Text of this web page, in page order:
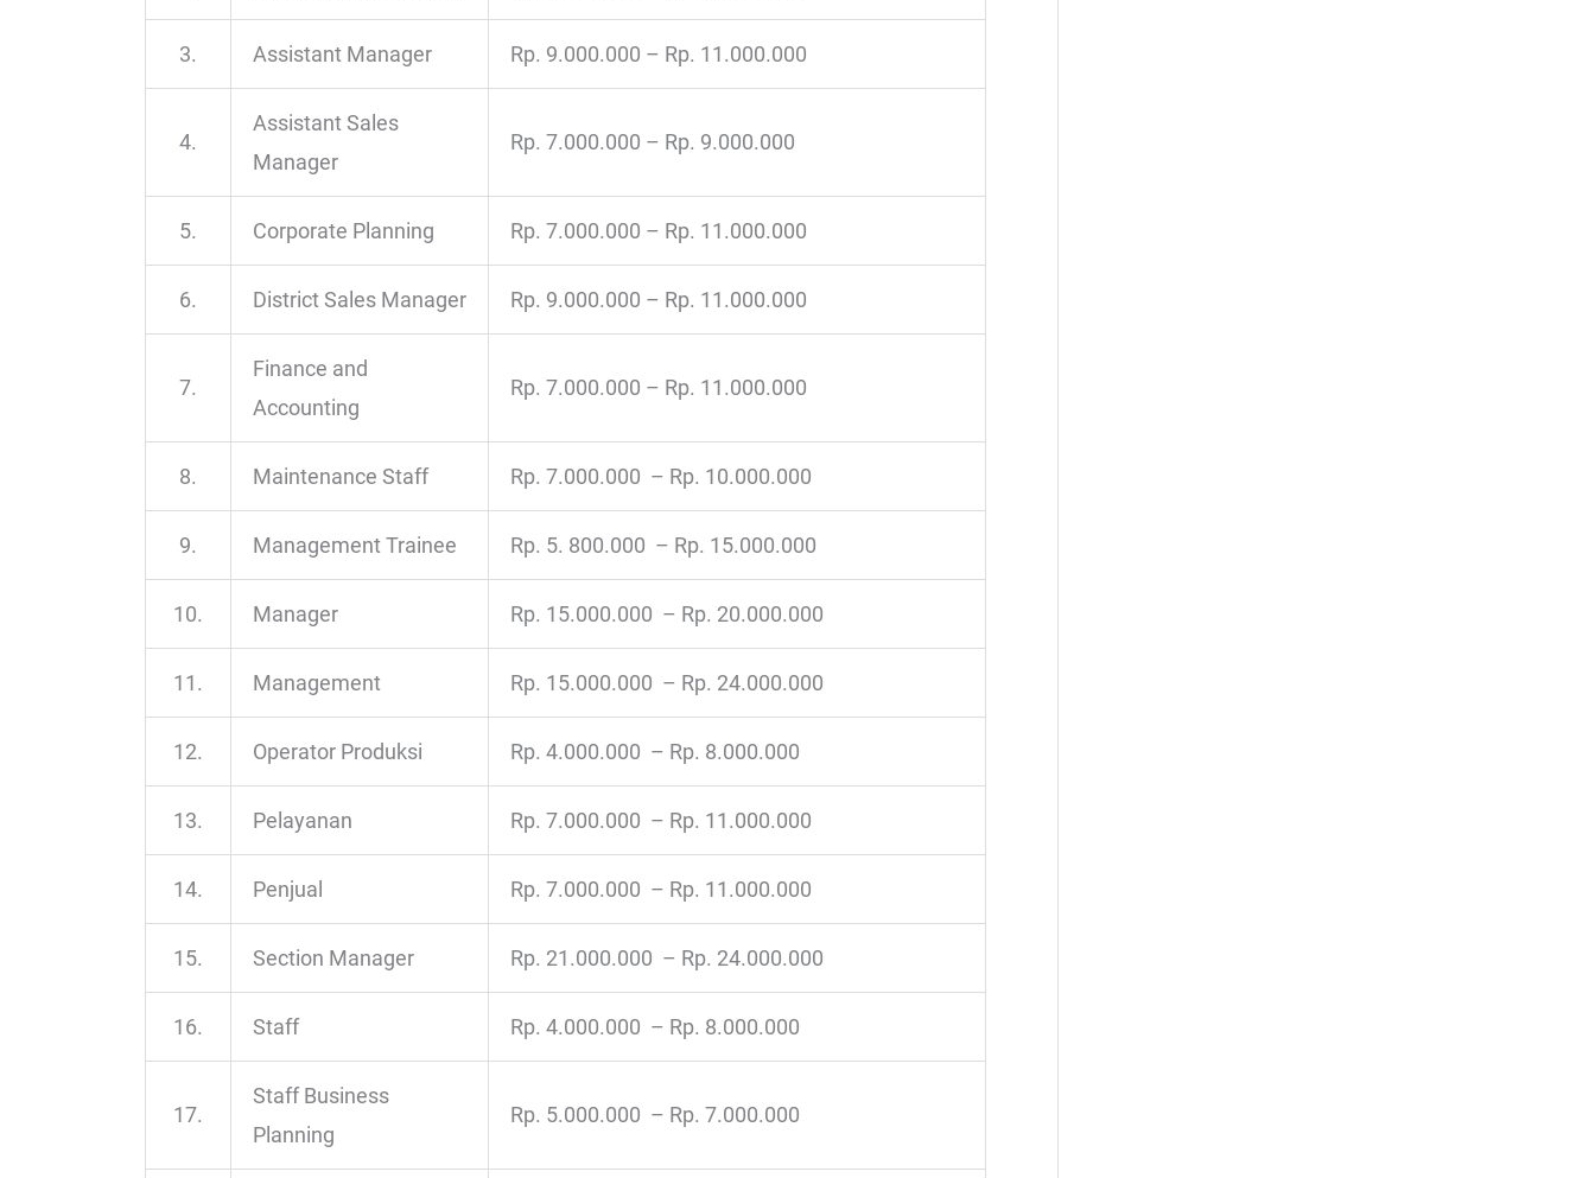
3. Assistant Manager Rp. 9.000.000 – Rp. 11.000.000
4.
Assistant Sales
Manager
Rp. 7.000.000 – Rp. 9.000.000
5. Corporate Planning Rp. 7.000.000 – Rp. 11.000.000
6. District Sales Manager Rp. 9.000.000 – Rp. 11.000.000
7.
Finance and
Accounting
Rp. 7.000.000 – Rp. 11.000.000
8. Maintenance Staff Rp. 7.000.000 – Rp. 10.000.000
9. Management Trainee Rp. 5. 800.000 – Rp. 15.000.000
10. Manager Rp. 15.000.000 – Rp. 20.000.000
11. Management Rp. 15.000.000 – Rp. 24.000.000
12. Operator Produksi Rp. 4.000.000 – Rp. 8.000.000
13. Pelayanan Rp. 7.000.000 – Rp. 11.000.000
14. Penjual Rp. 7.000.000 – Rp. 11.000.000
15. Section Manager Rp. 21.000.000 – Rp. 24.000.000
16. Staff Rp. 4.000.000 – Rp. 8.000.000
17.
Staff Business
Planning
Rp. 5.000.000 – Rp. 7.000.000